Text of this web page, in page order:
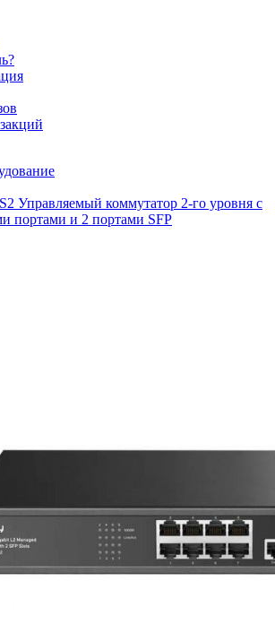
Управляемый коммутатор 2-го уровня с
портами и 2 портами SFP